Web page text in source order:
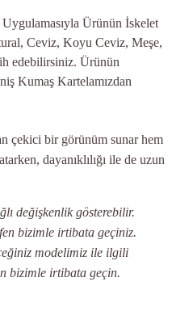
Ürünün İskelet
Ceviz, Koyu Ceviz, Meşe,
edebilirsiniz. Ürünün
Kumaş Kartelamızdan
çekici bir görünüm sunar hem
dayanıklılığı ile de uzun
değişkenlik gösterebilir.
bizimle irtibata geçiniz.
modelimiz ile ilgili
bizimle irtibata geçin.